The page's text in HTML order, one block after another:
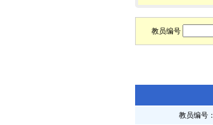
教员编号
教员编号：